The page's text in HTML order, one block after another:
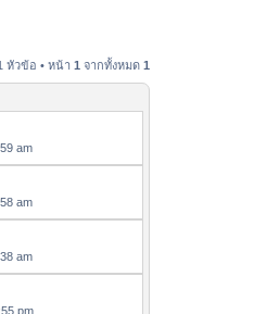
หัวข้อ • หน้า 1 จากทั้งหมด 1
am
am
am
pm